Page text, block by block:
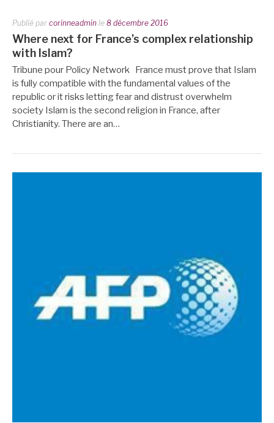
Publié par corinneadmin le 8 décembre 2016
Where next for France’s complex relationship
with Islam?
Tribune pour Policy Network France must prove that Islam
is fully compatible with the fundamental values of the
republic or it risks letting fear and distrust overwhelm
society Islam is the second religion in France, after
Christianity. There are an…